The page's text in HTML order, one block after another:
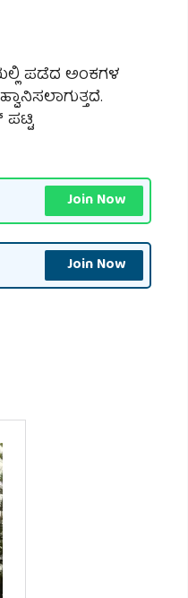
ಪಡೆದ ಅಂಕಗಳ
Join Now
Join Now